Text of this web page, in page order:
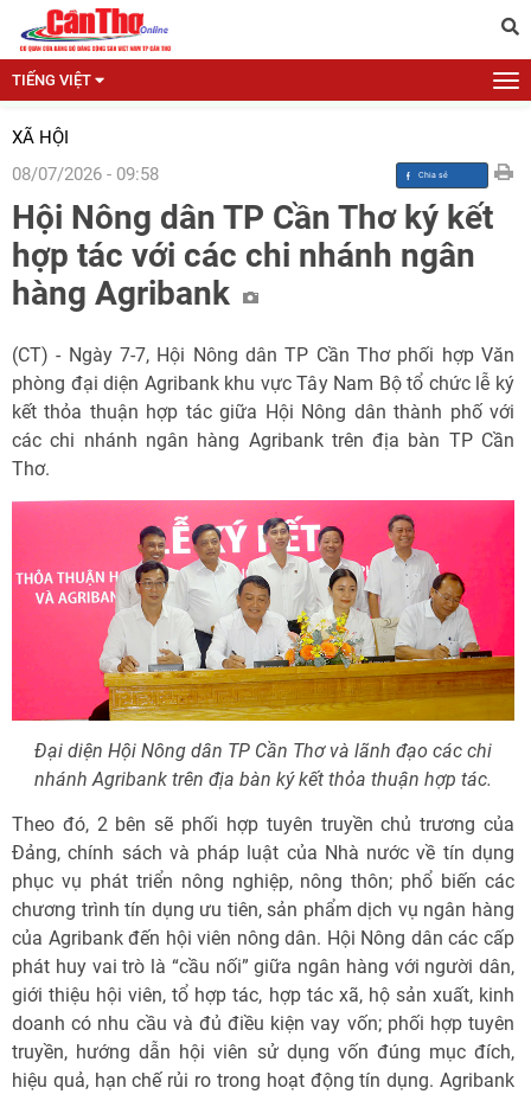
TIẾNG VIỆT
XÃ HỘI
08/07/2026 - 09:58
Hội Nông dân TP Cần Thơ ký kết
hợp tác với các chi nhánh ngân
hàng Agribank
(CT) - Ngày 7-7, Hội Nông dân TP Cần Thơ phối hợp Văn
phòng đại diện Agribank khu vực Tây Nam Bộ tổ chức lễ ký
kết thỏa thuận hợp tác giữa Hội Nông dân thành phố với
các chi nhánh ngân hàng Agribank trên địa bàn TP Cần
Thơ.
Đại diện Hội Nông dân TP Cần Thơ và lãnh đạo các chi
nhánh Agribank trên địa bàn ký kết thỏa thuận hợp tác.
Theo đó, 2 bên sẽ phối hợp tuyên truyền chủ trương của
Đảng, chính sách và pháp luật của Nhà nước về tín dụng
phục vụ phát triển nông nghiệp, nông thôn; phổ biến các
chương trình tín dụng ưu tiên, sản phẩm dịch vụ ngân hàng
của Agribank đến hội viên nông dân. Hội Nông dân các cấp
phát huy vai trò là “cầu nối” giữa ngân hàng với người dân,
giới thiệu hội viên, tổ hợp tác, hợp tác xã, hộ sản xuất, kinh
doanh có nhu cầu và đủ điều kiện vay vốn; phối hợp tuyên
truyền, hướng dẫn hội viên sử dụng vốn đúng mục đích,
hiệu quả, hạn chế rủi ro trong hoạt động tín dụng. Agribank